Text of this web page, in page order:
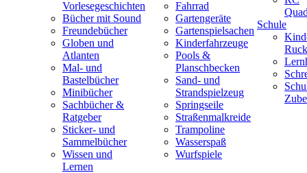
Vorlesegeschichten
Bücher mit Sound
Freundebücher
Globen und
Atlanten
Mal- und
Bastelbücher
Minibücher
Sachbücher &
Ratgeber
Sticker- und
Sammelbücher
Wissen und
Lernen
Fahrrad
Gartengeräte
Gartenspielsachen
Kinderfahrzeuge
Pools &
Planschbecken
Sand- und
Strandspielzeug
Springseile
Straßenmalkreide
Trampoline
Wasserspaß
Wurfspiele
Schule